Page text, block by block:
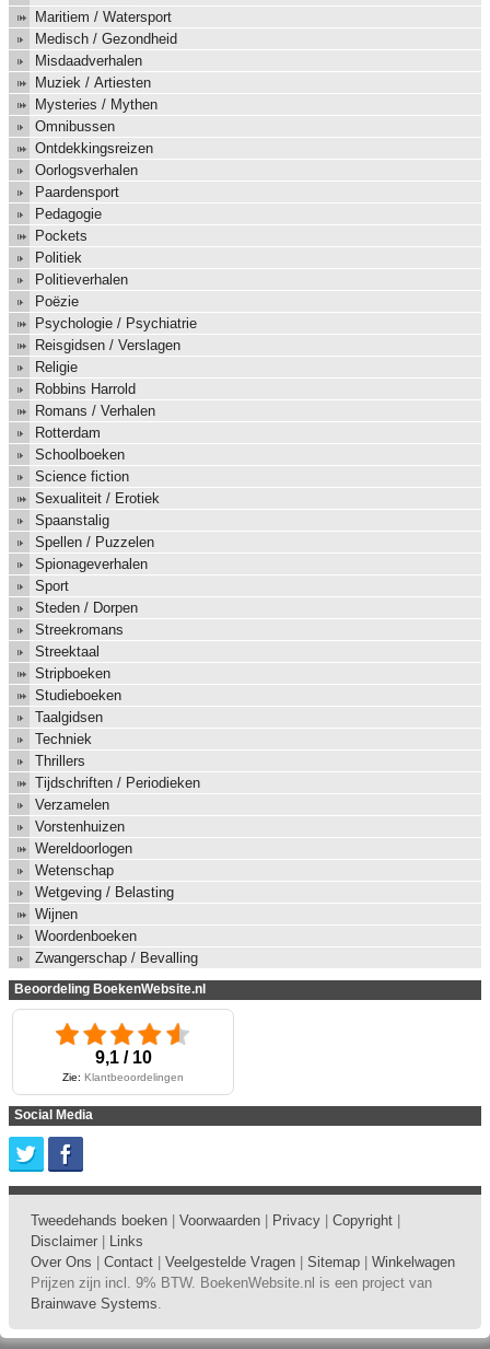
Maritiem / Watersport
Medisch / Gezondheid
Misdaadverhalen
Muziek / Artiesten
Mysteries / Mythen
Omnibussen
Ontdekkingsreizen
Oorlogsverhalen
Paardensport
Pedagogie
Pockets
Politiek
Politieverhalen
Poëzie
Psychologie / Psychiatrie
Reisgidsen / Verslagen
Religie
Robbins Harrold
Romans / Verhalen
Rotterdam
Schoolboeken
Science fiction
Sexualiteit / Erotiek
Spaanstalig
Spellen / Puzzelen
Spionageverhalen
Sport
Steden / Dorpen
Streekromans
Streektaal
Stripboeken
Studieboeken
Taalgidsen
Techniek
Thrillers
Tijdschriften / Periodieken
Verzamelen
Vorstenhuizen
Wereldoorlogen
Wetenschap
Wetgeving / Belasting
Wijnen
Woordenboeken
Zwangerschap / Bevalling
Beoordeling BoekenWebsite.nl
9,1 / 10
Zie: Klantbeoordelingen
Social Media
Tweedehands boeken Voorwaarden Privacy Copyright
Disclaimer
Links
Over Ons
Contact Veelgestelde Vragen Sitemap
Winkelwagen
Prijzen zijn incl. 9% BTW. BoekenWebsite.nl is een project van
Brainwave Systems.